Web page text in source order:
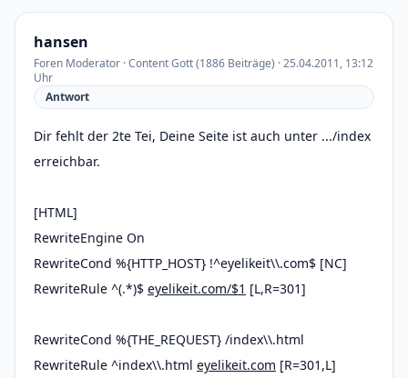
hansen
Foren Moderator · Content Gott (1886 Beiträge) · 25.04.2011, 13:12
Uhr
Antwort
Dir fehlt der 2te Tei, Deine Seite ist auch unter .../index
erreichbar.
[HTML]
RewriteEngine On
RewriteCond %{HTTP_HOST} !^eyelikeit\\.com$ [NC]
RewriteRule ^(.*)$ eyelikeit.com/$1 [L,R=301]
RewriteCond %{THE_REQUEST} /index\\.html
RewriteRule ^index\\.html eyelikeit.com [R=301,L]